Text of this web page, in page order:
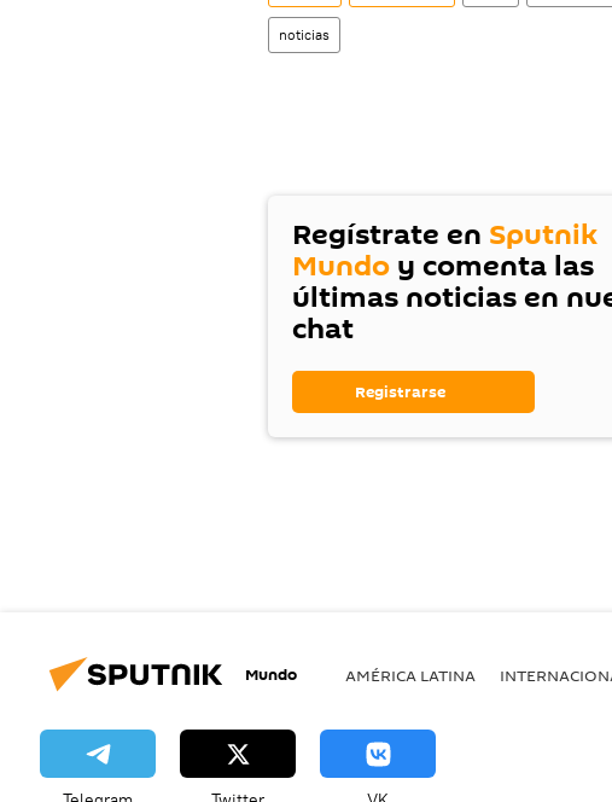
noticias
Regístrate en Sputnik
Mundo y comenta las
últimas noticias en
chat
Registrarse
Mundo AMÉRICA LATINA